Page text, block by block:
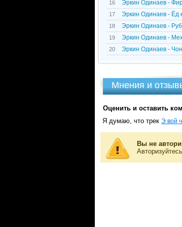
16
Эркин Одинаев -
17
Эркин Одинаев - Ёд
18
Эркин Одинаев -
19
Эркин Одинаев -
20
Эркин Одинаев -
Мнения и
Оценить и оставить
Я думаю, что трек Э вой
Вы не